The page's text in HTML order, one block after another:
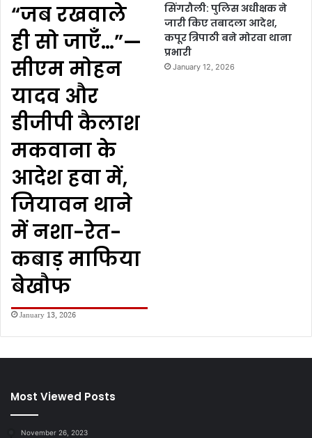
“जब रखवाले
ही सो जाएँ…”—
सीएम मोहन
यादव और
डीजीपी कैलाश
मकवाना के
आदेश हवा में,
जियावन थाने
में नशा-रेत-
कबाड़ माफिया
बेखौफ
January 13, 2026
सिंगरौली: पुलिस अधीक्षक ने
जारी किए तबादला आदेश,
कपूर त्रिपाठी बने मोरवा थाना
प्रभारी
January 12, 2026
Most Viewed Posts
November 26, 2023